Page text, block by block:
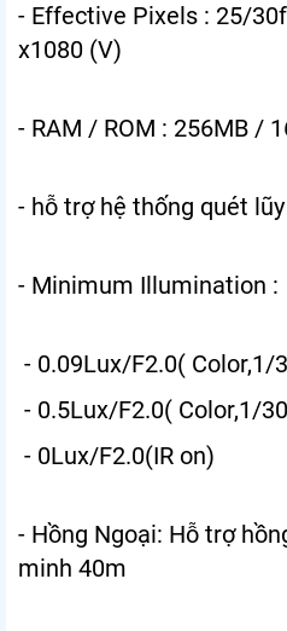
- Effective Pixels : 25/
x1080 (V)
- RAM / ROM : 256MB /
- hỗ trợ hệ thống quét
- Minimum Illumination :
- 0.09Lux/F2.0( Color,1/
- 0.5Lux/F2.0( Color,1/
- 0Lux/F2.0(IR on)
- Hồng Ngoại: Hỗ trợ
minh 40m